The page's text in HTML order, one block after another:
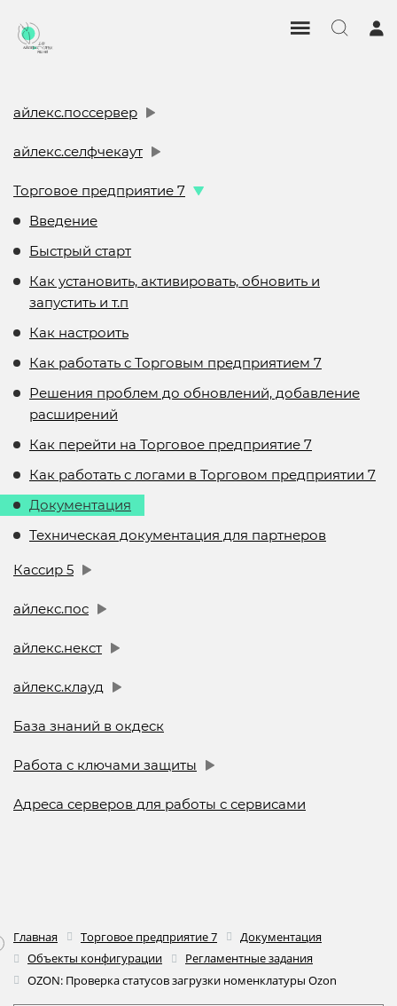
айлекс.поссервер
айлекс.селфчекаут
Торговое предприятие 7
Введение
Быстрый старт
Как установить, активировать, обновить и
запустить и т.п
Как настроить
Как работать с Торговым предприятием 7
Решения проблем до обновлений, добавление
расширений
Как перейти на Торговое предприятие 7
Как работать с логами в Торговом предприятии 7
Документация
Техническая документация для партнеров
Кассир 5
айлекс.пос
айлекс.некст
айлекс.клауд
База знаний в окдеск
Работа с ключами защиты
Адреса серверов для работы с сервисами
Главная Торговое предприятие 7
Документация
Объекты конфигурации
Регламентные задания
OZON: Проверка статусов загрузки номенклатуры Ozon